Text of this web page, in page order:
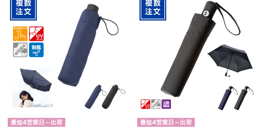
最短4営業日～出荷 最短4営業日～出荷